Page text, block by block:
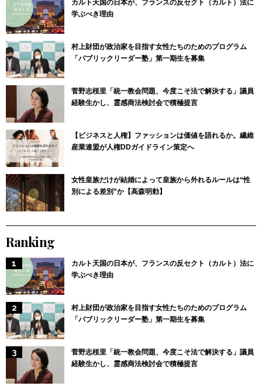
カルト天国の日本が、フランスの反セクト（カルト）法に
学ぶべき理由
村上財団が政治家を目指す女性たちのためのプログラム
「パブリックリーダー塾」第一期生を募集
菅野志桜里「統一教会問題、今度こそ法で解決する」議員
経験生かし、霊感商法検討会で積極提言
【ビジネスと人権】ファッションは価値を語れるか。繊維
産業連盟が人権DDガイドライン策定へ
女性皇族だけが結婚によって皇族から外れるルールは“性
別による差別”か【高森明勅】
Ranking
カルト天国の日本が、フランスの反セクト（カルト）法に
学ぶべき理由
村上財団が政治家を目指す女性たちのためのプログラム
「パブリックリーダー塾」第一期生を募集
菅野志桜里「統一教会問題、今度こそ法で解決する」議員
経験生かし、霊感商法検討会で積極提言